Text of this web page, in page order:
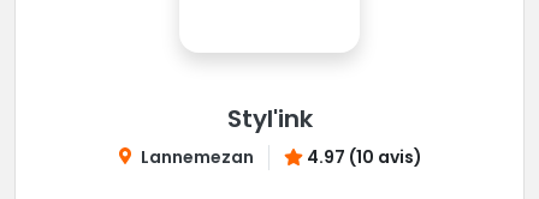
Styl'ink
Lannemezan 4.97 (10 avis)